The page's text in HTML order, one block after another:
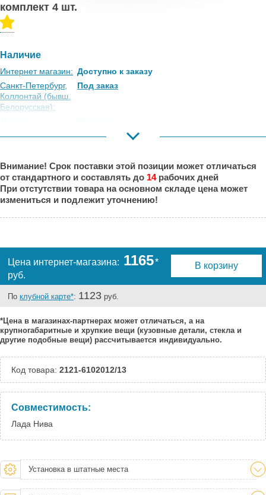
комплект 4 шт.
Наличие
Интернет магазин: Доступно к заказу
Санкт-Петербург,
Коллонтай (бывш.
Белорусская):
Под заказ
Порт:
Великий Новгород: Под заказ
Краснодар:
Под заказ
Челябинск:
Под заказ
Внимание! Срок поставки этой позиции может отличаться
от стандартного и составлять до 14рабочих дней
При отстутствии товара на основном складе цена может
измениться и подлежит уточнению!
Цена интернет-магазина: 1165*
руб.
В корзину
По клубной карте*: 1123 руб.
*Цена в магазинах-партнерах может отличаться, а на
крупногабаритные и хрупкие вещи (кузовные детали, стекла и
другие подобные вещи) рассчитывается индивидуально.
Код товара: 2121-6102012/13
Совместимость:
Лада Нива
Установка в штатные места